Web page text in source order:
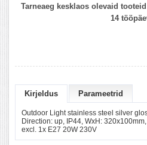
Tarneaeg kesklaos olevaid
14
Kirjeldus Parameetrid
Outdoor Light stainless steel silver
Direction: up, IP44, WxH:
excl. 1x E27 20W 230V